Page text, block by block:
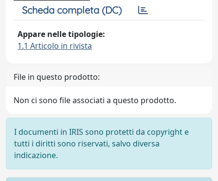
Scheda completa (DC)
Appare nelle tipologie:
1.1 Articolo in rivista
File in questo prodotto:
Non ci sono file associati a questo prodotto.
I documenti in IRIS sono protetti da copyright e
tutti i diritti sono riservati, salvo diversa
indicazione.